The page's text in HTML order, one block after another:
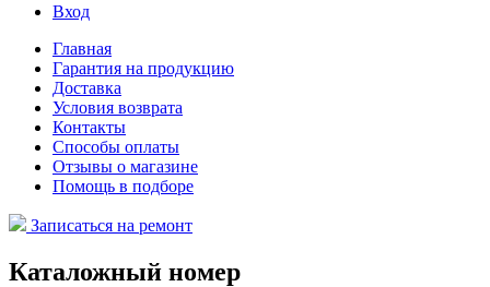
Вход
Главная
Гарантия на продукцию
Доставка
Условия возврата
Контакты
Способы оплаты
Отзывы о магазине
Помощь в подборе
Записаться на ремонт
Каталожный номер